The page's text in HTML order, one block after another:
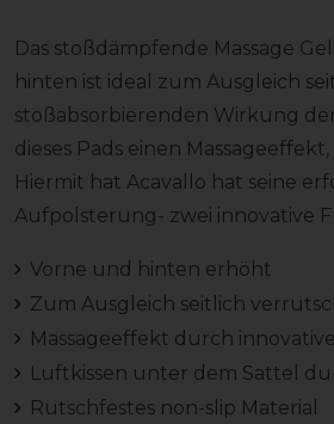
Das stoßdämpfende Massage
hinten ist ideal zum Ausgleich
stoßabsorbierenden Wirkung
dieses Pads einen
Hiermit hat Acavallo hat seine
Aufpolsterung- zwei innovative
Vorne und hinten erhöht
Zum Ausgleich seitlich
Massageeffekt durch
Luftkissen unter dem Sattel
Rutschfestes non-slip Material